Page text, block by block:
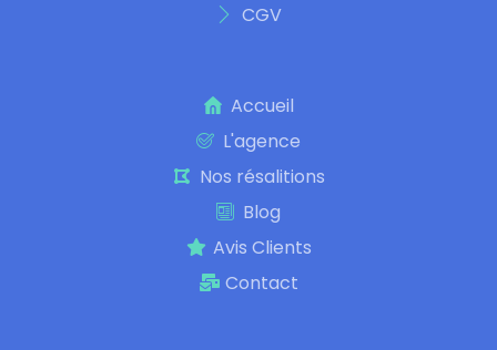
CGV
Accueil
L'agence
Nos résalitions
Blog
Avis Clients
Contact